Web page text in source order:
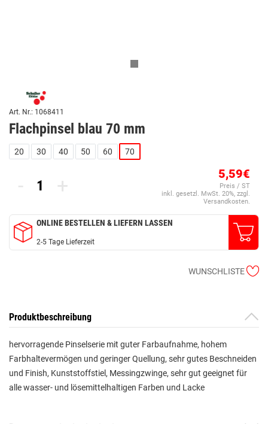
Art. Nr.: 1068411
Flachpinsel blau 70 mm
20 30 40 50 60 70
- + 5,59€
Preis / ST
inkl. gesetzl. MwSt. 20%, zzgl.
Versandkosten.
ONLINE BESTELLEN & LIEFERN LASSEN
2-5 Tage Lieferzeit
WUNSCHLISTE
Produktbeschreibung
hervorragende Pinselserie mit guter Farbaufnahme, hohem
Farbhaltevermögen und geringer Quellung, sehr gutes Beschneiden
und Finish, Kunststoffstiel, Messingzwinge, sehr gut geeignet für
alle wasser- und lösemittelhaltigen Farben und Lacke